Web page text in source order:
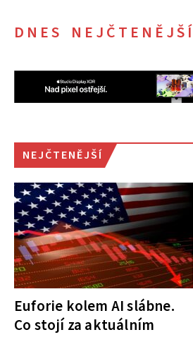
DNES NEJČTENĚJŠÍ
NEJČTENĚJŠÍ
Euforie kolem AI slábne.
Co stojí za aktuálním